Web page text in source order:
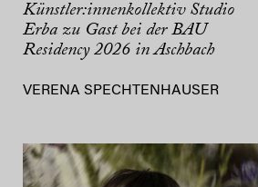
Künstler:innenkollektiv Studio
Erba zu Gast bei der BAU
Residency 2026 in Aschbach
VERENA SPECHTENHAUSER